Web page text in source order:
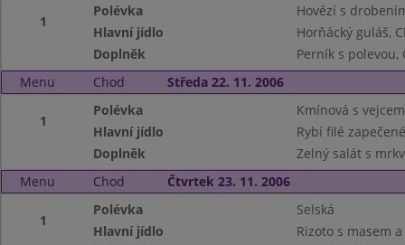
1
Polévka
Hovězí s
Hlavní jídlo
Horňácký guláš,
Doplněk
Perník s polevou,
Menu
Chod Středa 22. 11. 2006
1
Polévka
Kmínová s vejcem
Hlavní jídlo
Rybí filé
Doplněk
Zelný salát s
Menu
Chod Čtvrtek 23. 11. 2006
1
Polévka
Selská
Hlavní jídlo
Rizoto s masem